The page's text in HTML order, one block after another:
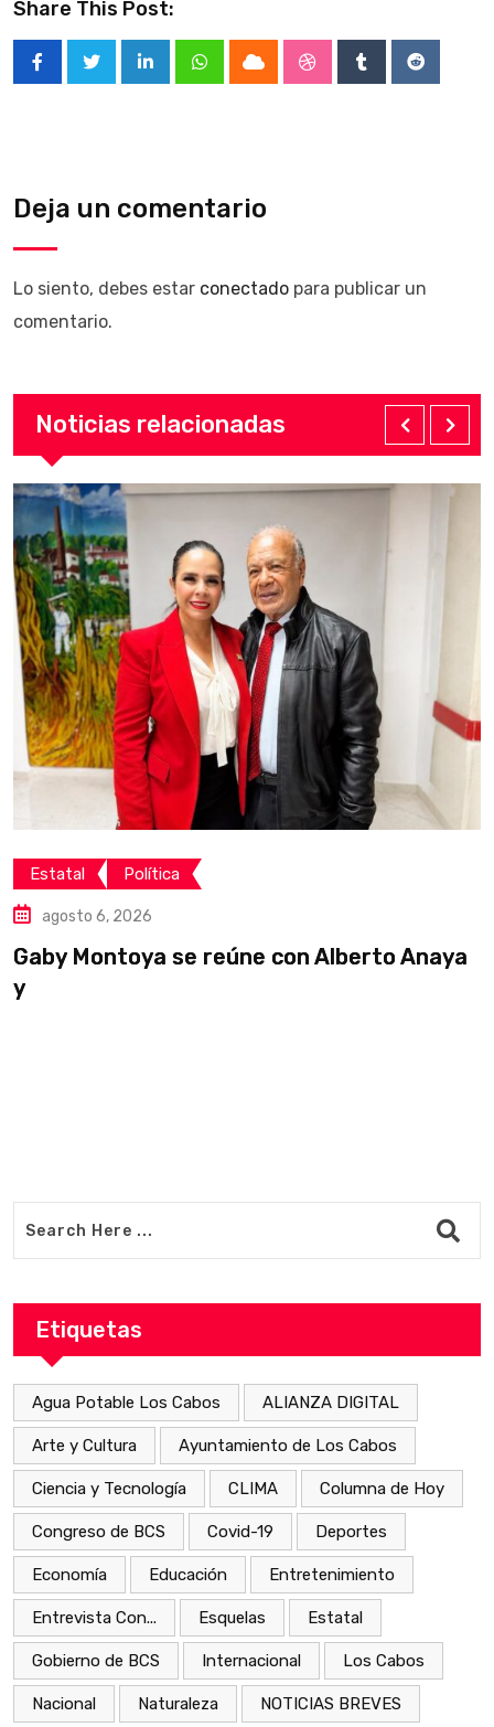
Share This Post:
LinkedInWhatsappCloud StumbleUpon
TumblrReddit
Deja un comentario
Lo siento, debes estar conectado para publicar un
comentario.
Noticias relacionadas
Estatal Política
agosto 6, 2026
Gaby Montoya se reúne con Alberto Anaya
y
Etiquetas
Agua Potable Los Cabos ALIANZA DIGITAL
Arte y Cultura Ayuntamiento de Los Cabos
Ciencia y Tecnología CLIMA Columna de Hoy
Congreso de BCS Covid-19 Deportes
Economía Educación Entretenimiento
Entrevista Con... Esquelas Estatal
Gobierno de BCS Internacional Los Cabos
Nacional Naturaleza NOTICIAS BREVES